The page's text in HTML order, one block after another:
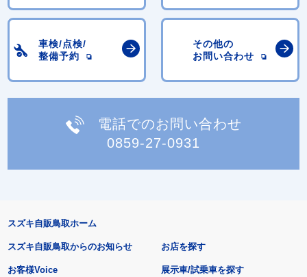
車検/点検/
整備予約
その他の
お問い合わせ
電話でのお問い合わせ
0859-27-0931
スズキ自販鳥取ホーム
スズキ自販鳥取からのお知らせ
お客様Voice
お店を探す
展示車/試乗車を探す